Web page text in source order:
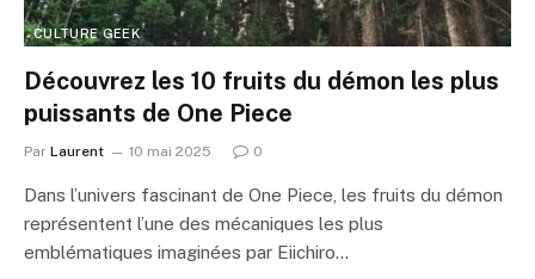
CULTURE GEEK
Découvrez les 10 fruits du démon les plus
puissants de One Piece
Par Laurent 10 mai 2025 0
Dans l’univers fascinant de One Piece, les fruits du démon
représentent l’une des mécaniques les plus
emblématiques imaginées par Eiichiro…